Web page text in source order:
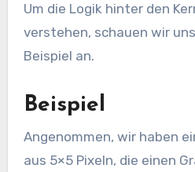
Um die Logik hinter den
verstehen, schauen wir
Beispiel an.
Beispiel
Angenommen, wir haben
aus 5×5 Pixeln, die einen